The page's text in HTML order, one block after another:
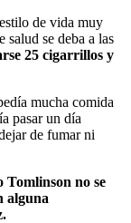
de vida muy
salud se deba a las
25 cigarrillos y
mucha comida
pasar un día
de fumar ni
Tomlinson no se
alguna